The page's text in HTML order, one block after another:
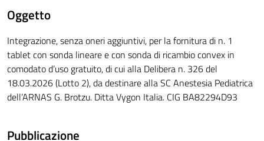
Oggetto
Integrazione, senza oneri aggiuntivi, per la fornitura di n. 1
tablet con sonda lineare e con sonda di ricambio convex in
comodato d’uso gratuito, di cui alla Delibera n. 326 del
18.03.2026 (Lotto 2), da destinare alla SC Anestesia Pediatrica
dell’ARNAS G. Brotzu. Ditta Vygon Italia. CIG BA82294D93
Pubblicazione